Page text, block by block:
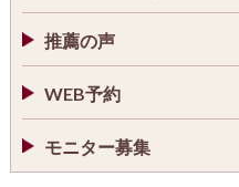
推薦の声
WEB予約
モニター募集